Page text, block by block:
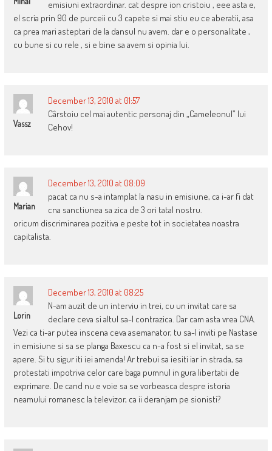
emisiuni extraordinar. cat despre ion cristoiu , eee asta e,
el scria prin 90 de purceii cu 3 capete si mai stiu eu ce aberatii, asa
ca prea mari asteptari de la dansul nu avem. dar e o personalitate ,
cu bune si cu rele , si e bine sa avem si opinia lui.
Vassz
December 13, 2010 at 01:57
Cârstoiu cel mai autentic personaj din „Cameleonul” lui
Cehov!
Marian
December 13, 2010 at 08:09
pacat ca nu s-a intamplat la nasu in emisiune, ca i-ar fi dat
cna sanctiunea sa zica de 3 ori tatal nostru.
oricum discriminarea pozitiva e peste tot in societatea noastra
capitalista.
Lorin
December 13, 2010 at 08:25
N-am auzit de un interviu in trei, cu un invitat care sa
declare ceva si altul sa-l contrazica. Dar cam asta vrea CNA.
Vezi ca ti-ar putea inscena ceva asemanator, tu sa-l inviti pe Nastase
in emisiune si sa se planga Baxescu ca n-a fost si el invitat, sa se
apere. Si tu sigur iti iei amenda! Ar trebui sa iesiti iar in strada, sa
protestati impotriva celor care baga pumnul in gura libertatii de
exprimare. De cand nu e voie sa se vorbeasca despre istoria
neamului romanesc la televizor, ca ii deranjam pe sionisti?